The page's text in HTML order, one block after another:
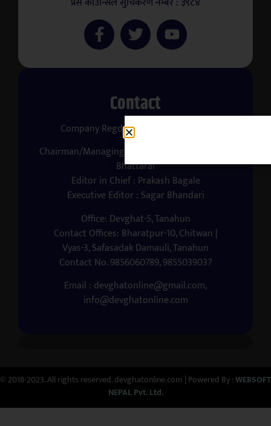
Contact
Company Regd. No.: 308872/079/080
Chairman/Managing Director: Prakashchandra
Bhattarai
Editor in Chief : Prakash Bagale
Executive Editor : Sagar Bhandari
Office: Devghat-5, Tanahun
Contact Offices: Bharatpur-10, Chitwan |
Vyas-3, Safasadak Damauli, Tanahun
Contact No. 9856060789, 9855039037
Email : devghatonline@gmail.com,
info@devghatonline.com
© 2018-2023. All rights reserved. devghatonline.com | Powered By :WEBSOFT
NEPAL Pvt. Ltd.